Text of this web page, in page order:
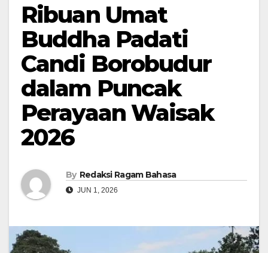
Ribuan Umat
Buddha Padati
Candi Borobudur
dalam Puncak
Perayaan Waisak
2026
By Redaksi Ragam Bahasa
JUN 1, 2026